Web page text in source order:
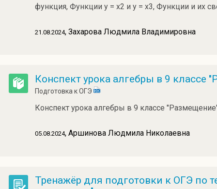
функция, Функции у = х2 и у = х3, Функции и их
21.08.2024, Захарова Людмила Владимировна
Конспект урока алгебры в 9 классе
Подготовка к ОГЭ
Конспект урока алгебры в 9 классе
05.08.2024, Аршинова Людмила Николаевна
Тренажёр для подготовки к ОГЭ по